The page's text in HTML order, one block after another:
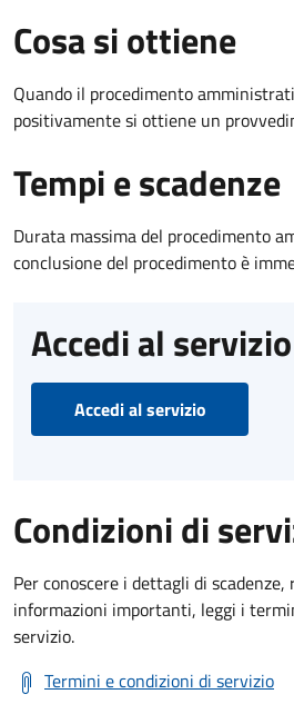
Cosa si ottiene
Quando il procedimento
positivamente si ottiene un
Tempi e scadenze
Durata massima del procedimento
conclusione del procedimento è
Accedi al servizio
Accedi al servizio
Condizioni di
Per conoscere i dettagli di
informazioni importanti, leggi i
servizio.
Termini e condizioni di servizio